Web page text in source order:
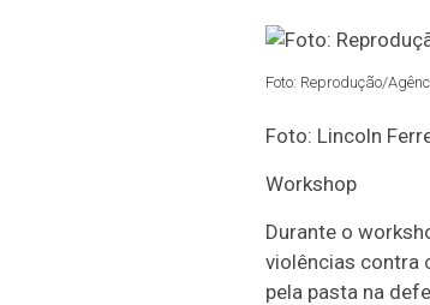
Foto: Reprodução/
Foto: Lincoln
Workshop
Durante o
violências contra
pela pasta na